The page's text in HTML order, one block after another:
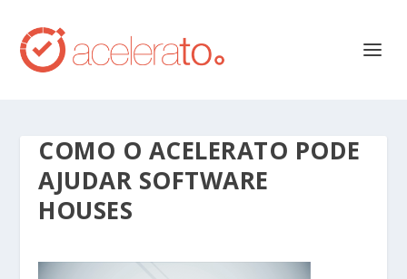
COMO O ACELERATO PODE
AJUDAR SOFTWARE
HOUSES